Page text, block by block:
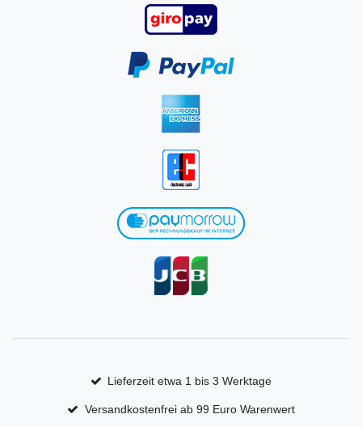
Lieferzeit etwa 1 bis 3 Werktage
Versandkostenfrei ab 99 Euro Warenwert